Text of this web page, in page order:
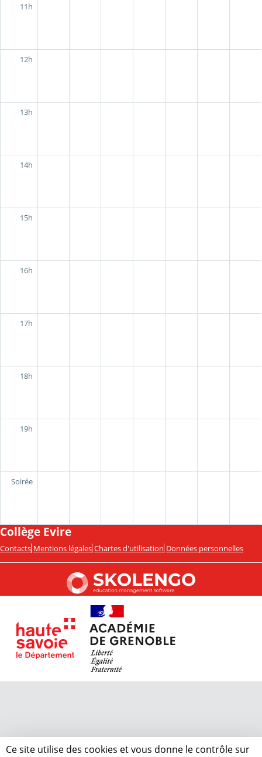
11h
12h
13h
14h
15h
16h
17h
18h
19h
Soirée
Collège Evire
Contacts Mentions légales Chartes d'utilisation Données personnelles
Ce site utilise des cookies et vous donne le contrôle sur